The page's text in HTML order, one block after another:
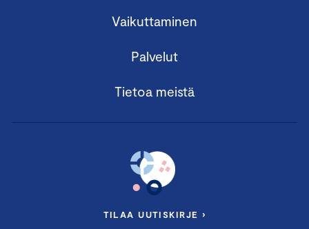
Vaikuttaminen
Palvelut
Tietoa meistä
TILAA UUTISKIRJE ›